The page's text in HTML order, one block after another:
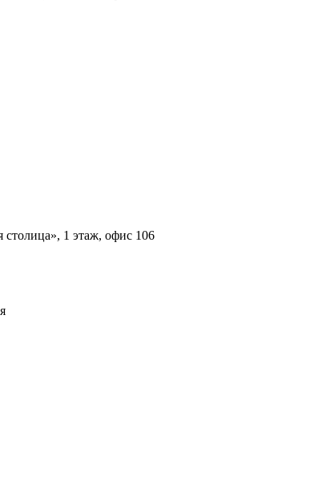
1 этаж, офис 106